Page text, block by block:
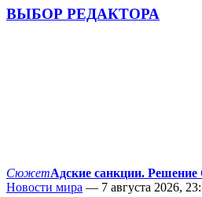
ВЫБОР РЕДАКТОРА
СюжетАдские санкции.
Новости мира — 7 августа 2026,